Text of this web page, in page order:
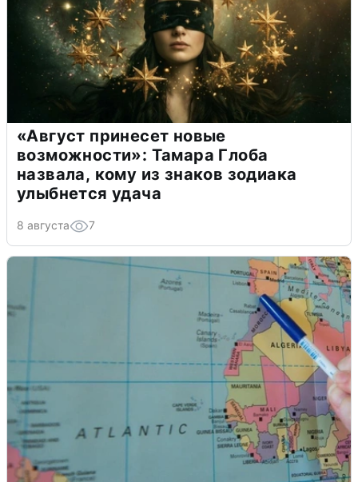
«Август принесет новые
возможности»: Тамара Глоба
назвала, кому из знаков зодиака
улыбнется удача
8 августа 7